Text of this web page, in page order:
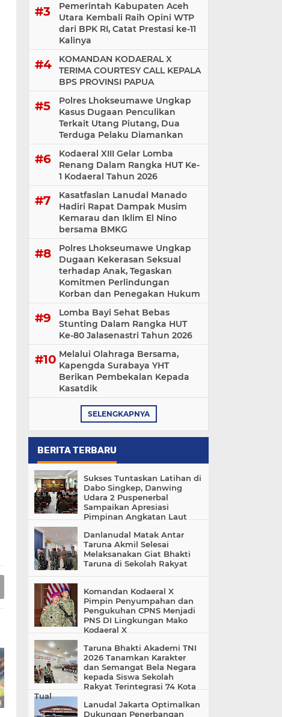
Pemerintah Kabupaten Aceh
Utara Kembali Raih Opini WTP
dari BPK RI, Catat Prestasi ke-11
Kalinya
KOMANDAN KODAERAL X
TERIMA COURTESY CALL KEPALA
BPS PROVINSI PAPUA
Polres Lhokseumawe Ungkap
Kasus Dugaan Penculikan
Terkait Utang Piutang, Dua
Terduga Pelaku Diamankan
Kodaeral XIII Gelar Lomba
Renang Dalam Rangka HUT Ke-
1 Kodaeral Tahun 2026
Kasatfaslan Lanudal Manado
Hadiri Rapat Dampak Musim
Kemarau dan Iklim El Nino
bersama BMKG
Polres Lhokseumawe Ungkap
Dugaan Kekerasan Seksual
terhadap Anak, Tegaskan
Komitmen Perlindungan
Korban dan Penegakan Hukum
Lomba Bayi Sehat Bebas
Stunting Dalam Rangka HUT
Ke-80 Jalasenastri Tahun 2026
Melalui Olahraga Bersama,
Kapengda Surabaya YHT
Berikan Pembekalan Kepada
Kasatdik
SELENGKAPNYA
BERITA TERBARU
Sukses Tuntaskan Latihan di
Dabo Singkep, Danwing
Udara 2 Puspenerbal
Sampaikan Apresiasi
Pimpinan Angkatan Laut
Danlanudal Matak Antar
Taruna Akmil Selesai
Melaksanakan Giat Bhakti
Taruna di Sekolah Rakyat
Komandan Kodaeral X
Pimpin Penyumpahan dan
Pengukuhan CPNS Menjadi
PNS DI Lingkungan Mako
Kodaeral X
Taruna Bhakti Akademi TNI
2026 Tanamkan Karakter
dan Semangat Bela Negara
kepada Siswa Sekolah
Rakyat Terintegrasi 74 Kota
Tual
Lanudal Jakarta Optimalkan
Dukungan Penerbangan